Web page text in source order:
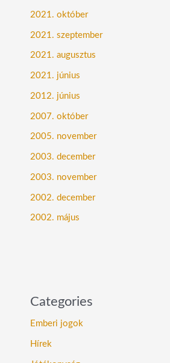
2021. október
2021. szeptember
2021. augusztus
2021. június
2012. június
2007. október
2005. november
2003. december
2003. november
2002. december
2002. május
Categories
Emberi jogok
Hírek